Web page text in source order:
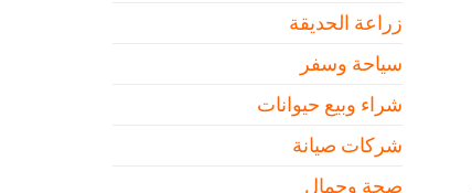
زراعة الحديقة
سياحة وسفر
شراء وبيع حيوانات
شركات صيانة
صحة وجمال